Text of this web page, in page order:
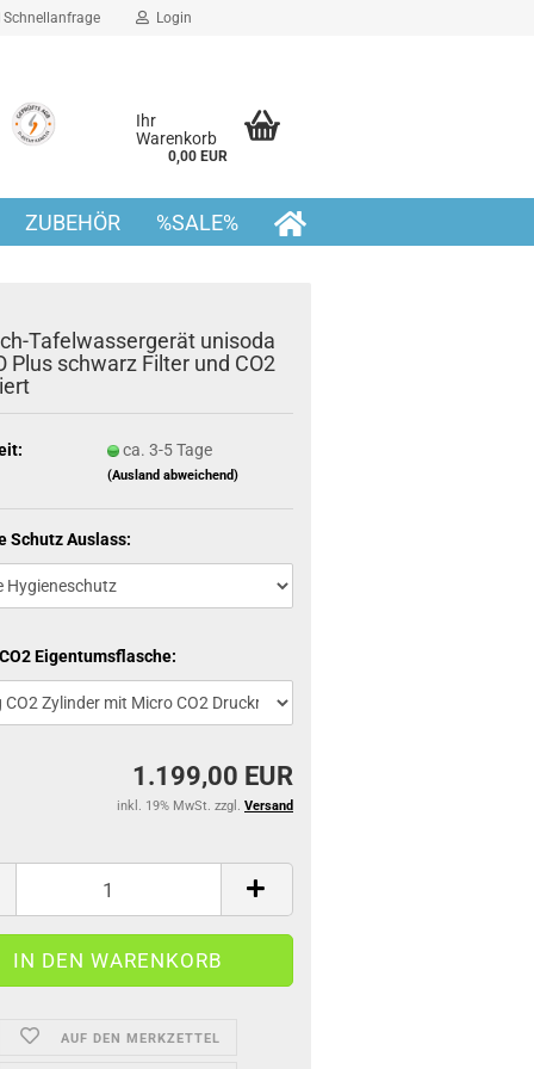
Schnellanfrage Login
Ihr
Warenkorb
0,00 EUR
ZUBEHÖR %SALE%
Tafelwassergerät unisoda
Plus schwarz Filter und CO2
ca. 3-5 Tage
(Ausland abweichend)
Schutz Auslass:
Eigentumsflasche:
1.199,00 EUR
inkl. 19% MwSt. zzgl. Versand
AUF DEN MERKZETTEL